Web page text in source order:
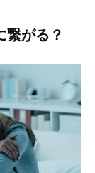
がる？